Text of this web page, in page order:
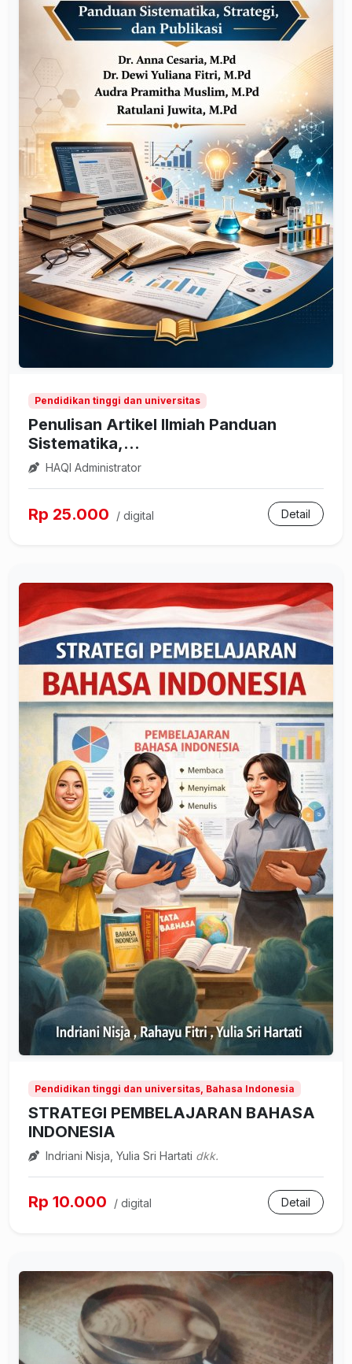
Pendidikan tinggi dan universitas
Penulisan Artikel Ilmiah Panduan
Sistematika,...
HAQI Administrator
Rp 25.000 / digital Detail
Pendidikan tinggi dan universitas, Bahasa Indonesia
STRATEGI PEMBELAJARAN BAHASA
INDONESIA
Indriani Nisja, Yulia Sri Hartati dkk.
Rp 10.000 / digital Detail